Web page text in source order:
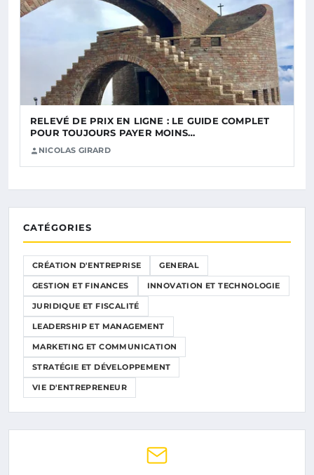
RELEVÉ DE PRIX EN LIGNE : LE GUIDE COMPLET
POUR TOUJOURS PAYER MOINS…
NICOLAS GIRARD
CATÉGORIES
CRÉATION D'ENTREPRISE GENERAL
GESTION ET FINANCES INNOVATION ET TECHNOLOGIE
JURIDIQUE ET FISCALITÉ
LEADERSHIP ET MANAGEMENT
MARKETING ET COMMUNICATION
STRATÉGIE ET DÉVELOPPEMENT
VIE D'ENTREPRENEUR